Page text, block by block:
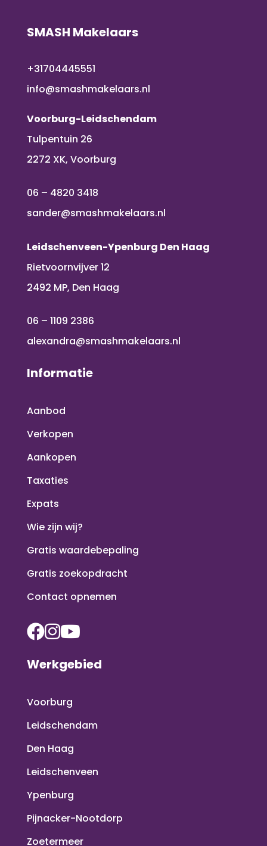
SMASH Makelaars
+31704445551
info@smashmakelaars.nl
Voorburg-Leidschendam
Tulpentuin 26
2272 XK, Voorburg
06 – 4820 3418
sander@smashmakelaars.nl
Leidschenveen-Ypenburg Den Haag
Rietvoornvijver 12
2492 MP, Den Haag
06 – 1109 2386
alexandra@smashmakelaars.nl
Informatie
Aanbod
Verkopen
Aankopen
Taxaties
Expats
Wie zijn wij?
Gratis waardebepaling
Gratis zoekopdracht
Contact opnemen
Werkgebied
Voorburg
Leidschendam
Den Haag
Leidschenveen
Ypenburg
Pijnacker-Nootdorp
Zoetermeer